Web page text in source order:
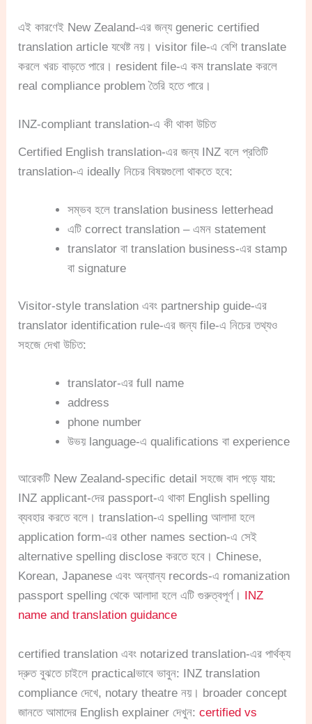
এই কারণেই New Zealand-এর জন্য generic certified
translation article যথেষ্ট নয়। visitor file-এ বেশি translate
করলে খরচ বাড়তে পারে। resident file-এ কম translate করলে
real compliance problem তৈরি হতে পারে।
INZ-compliant translation-এ কী থাকা উচিত
Certified English translation-এর জন্য INZ বলে প্রতিটি
translation-এ ideally নিচের বিষয়গুলো থাকতে হবে:
সম্ভব হলে translation business letterhead
এটি correct translation – এমন statement
translator বা translation business-এর stamp
বা signature
Visitor-style translation এবং partnership guide-এর
translator identification rule-এর জন্য file-এ নিচের তথ্যও
সহজে দেখা উচিত:
translator-এর full name
address
phone number
উভয় language-এ qualifications বা experience
আরেকটি New Zealand-specific detail সহজে বাদ পড়ে যায়:
INZ applicant-দের passport-এ থাকা English spelling
ব্যবহার করতে বলে। translation-এ spelling আলাদা হলে
application form-এর other names section-এ সেই
alternative spelling disclose করতে হবে। Chinese,
Korean, Japanese এবং অন্যান্য records-এ romanization
passport spelling থেকে আলাদা হলে এটি গুরুত্বপূর্ণ।
INZ
name and translation guidance
certified translation এবং notarized translation-এর পার্থক্য
দ্রুত বুঝতে চাইলে practicalভাবে ভাবুন: INZ translation
compliance দেখে, notary theatre নয়। broader concept
জানতে আমাদের English explainer দেখুন:certified vs